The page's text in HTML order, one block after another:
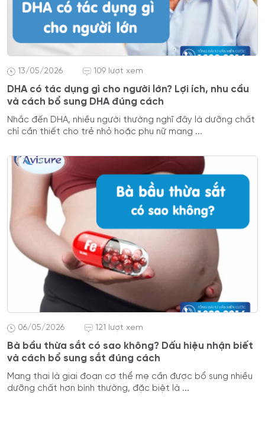
13/05/2026 109 lượt xem
DHA có tác dụng gì cho người lớn? Lợi ích, nhu cầu
và cách bổ sung DHA đúng cách
Nhắc đến DHA, nhiều người thường nghĩ đây là dưỡng chất
chỉ cần thiết cho trẻ nhỏ hoặc phụ nữ mang ...
06/05/2026 121 lượt xem
Bà bầu thừa sắt có sao không? Dấu hiệu nhận biết
và cách bổ sung sắt đúng cách
Mang thai là giai đoạn cơ thể mẹ cần được bổ sung nhiều
dưỡng chất hơn bình thường, đặc biệt là ...